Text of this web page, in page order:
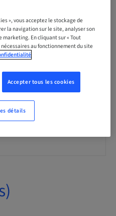
classe
», vous acceptez le stockage de
la navigation sur le site, analyser son
En cliquant sur « Tout
au fonctionnement du site
Accepter tous les cookies
détails